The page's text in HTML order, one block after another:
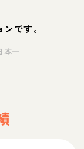
です。
本一